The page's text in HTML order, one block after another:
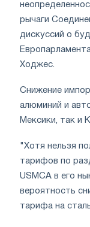
рычаги
дискуссий о
Ходжес.
Снижение
алюминий и
Мексики, так и
"Хотя нельзя
тарифов по
USMCA в его
вероятность
тарифа на